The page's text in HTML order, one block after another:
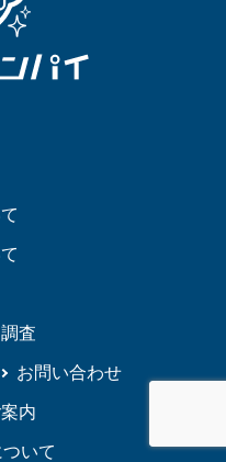
査
お問い合わせ
内
いて